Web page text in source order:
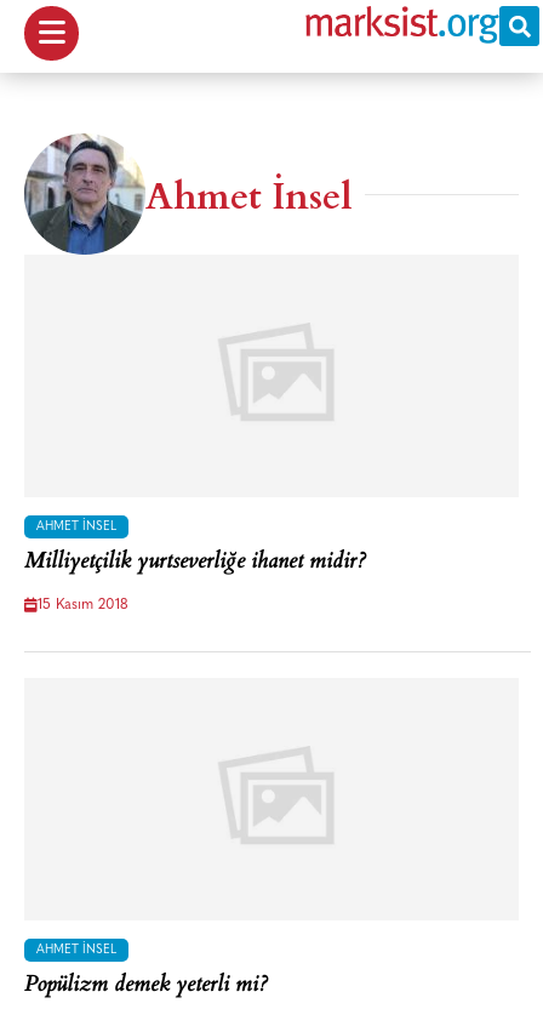
Ahmet İnsel
AHMET İNSEL
Milliyetçilik yurtseverliğe ihanet midir?
15 Kasım 2018
AHMET İNSEL
Popülizm demek yeterli mi?